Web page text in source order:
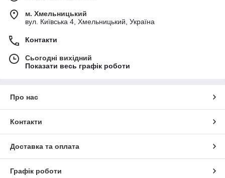
м. Хмельницький
вул. Київська 4, Хмельницький, Україна
Контакти
Сьогодні вихідний
Показати весь графік роботи
Про нас
Контакти
Доставка та оплата
Графік роботи